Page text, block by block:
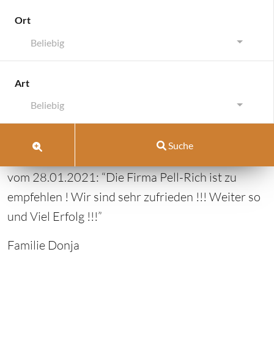
Ort
Beliebig
Art
Beliebig
Suche
Stutensee-Büchig
Stutensee-Büchig
Kommentar schreiben
vom 28.01.2021: “Die Firma Pell-Rich ist zu
empfehlen ! Wir sind sehr zufrieden !!! Weiter so
und Viel Erfolg !!!”
Familie Donja